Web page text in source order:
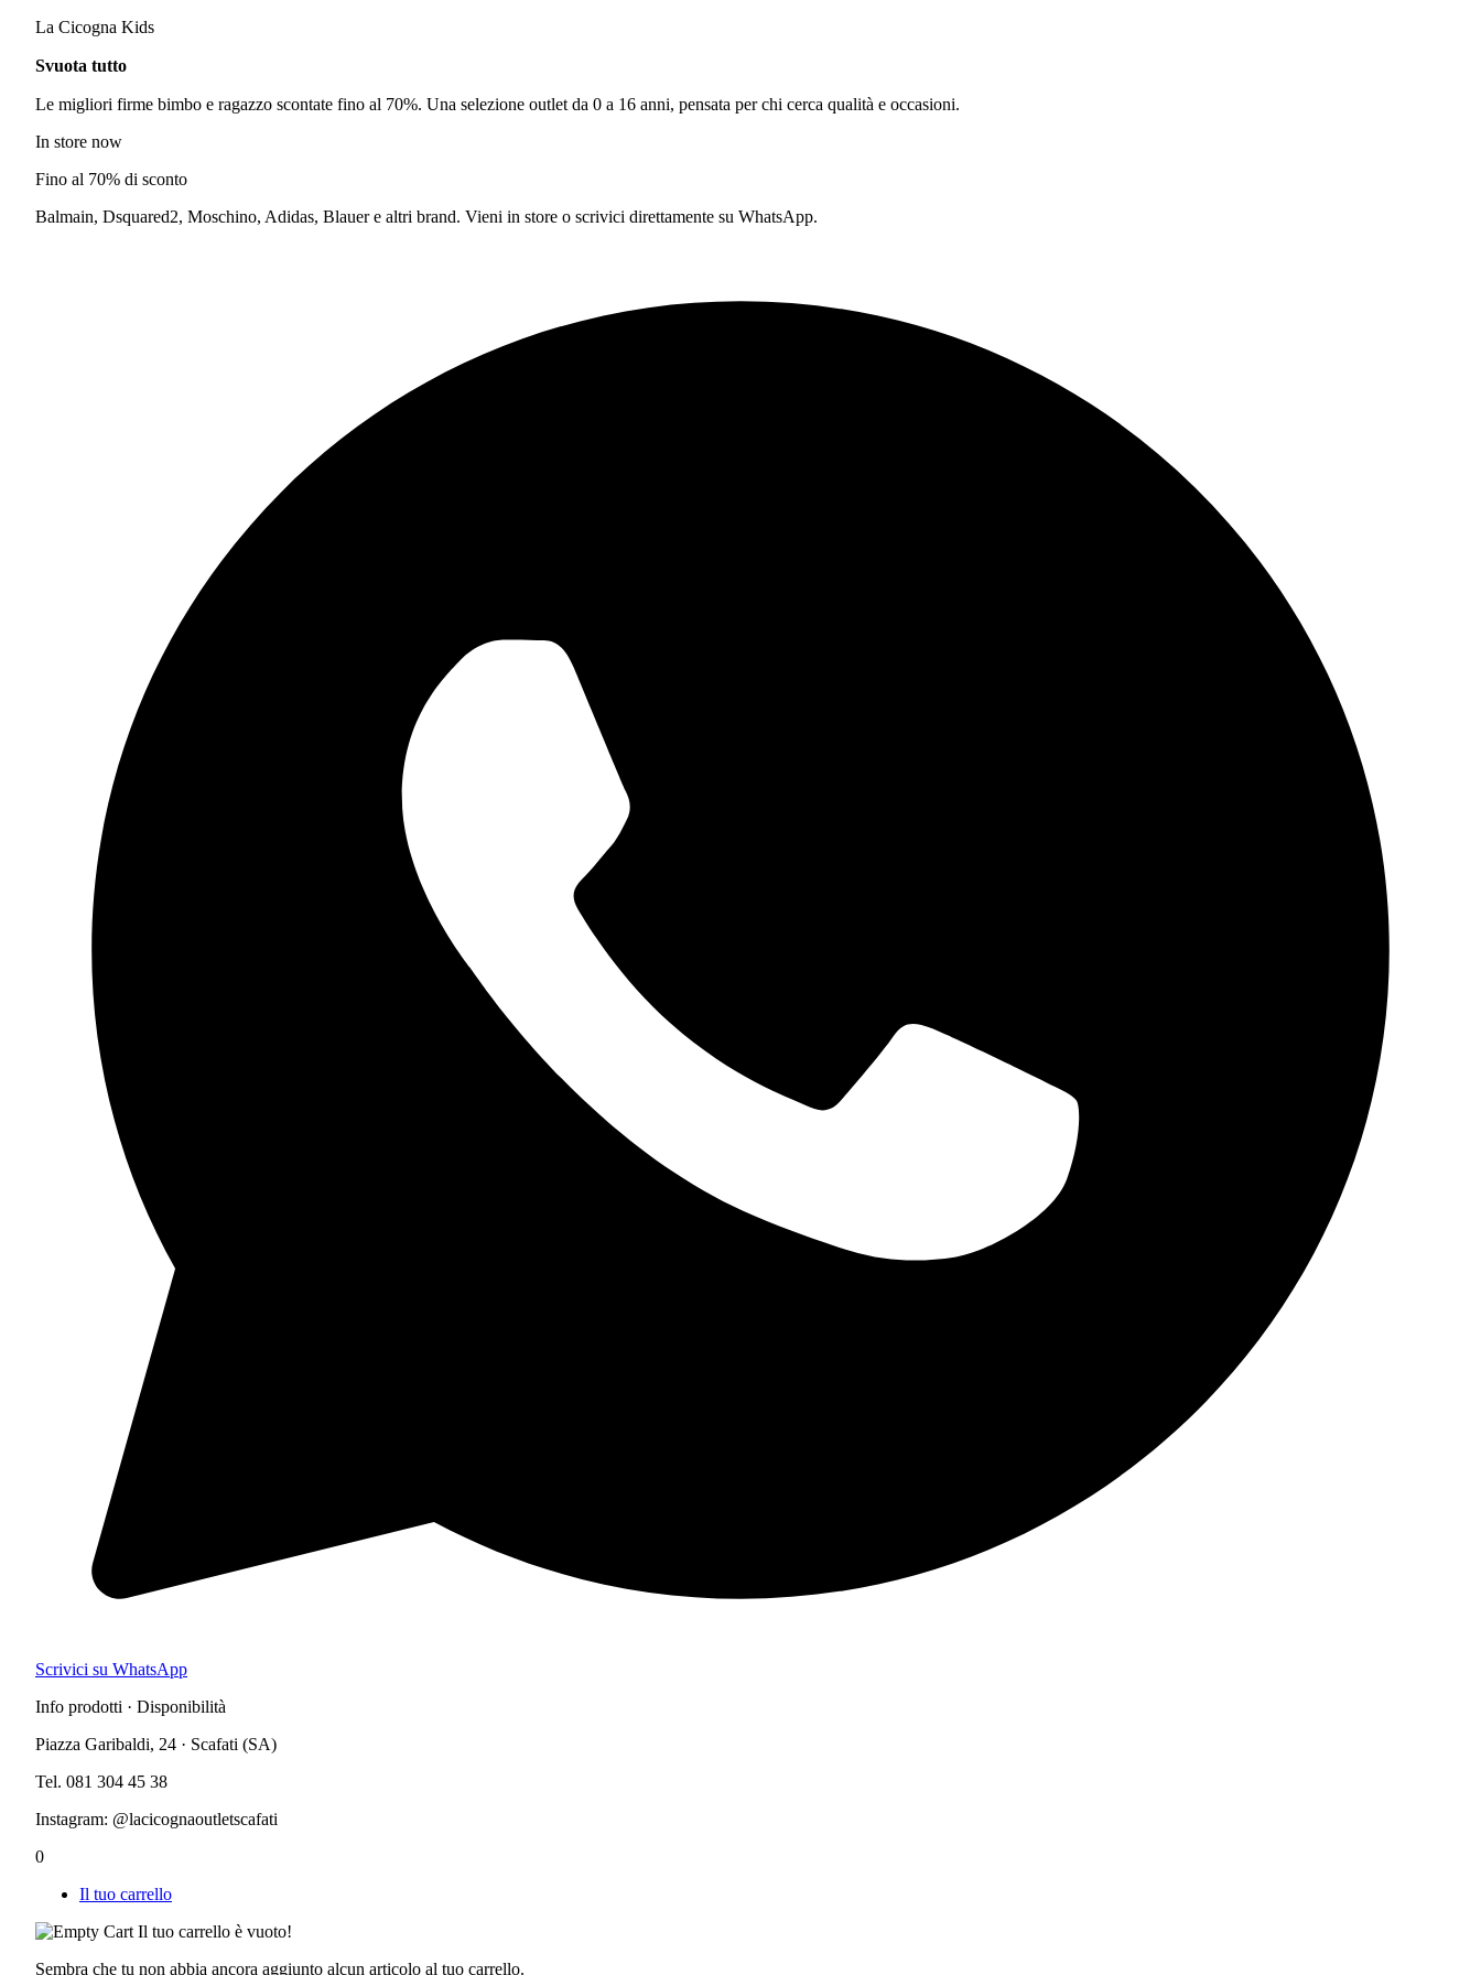
La Cicogna Kids
Svuota tutto
Le migliori firme bimbo e ragazzo scontate fino al 70%. Una selezione outlet da 0 a 16 anni, pensata per chi cerca qualità e occasioni.
In store now
Fino al 70% di sconto
Balmain, Dsquared2, Moschino, Adidas, Blauer e altri brand. Vieni in store o scrivici direttamente su WhatsApp.
Scrivici su WhatsApp
Info prodotti · Disponibilità
Piazza Garibaldi, 24 · Scafati (SA)
Tel. 081 304 45 38
Instagram: @lacicognaoutletscafati
0
Il tuo carrello
Il tuo carrello è vuoto!
Sembra che tu non abbia ancora aggiunto alcun articolo al tuo carrello.